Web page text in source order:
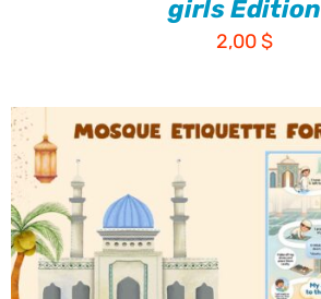
girls Edition
2,00$